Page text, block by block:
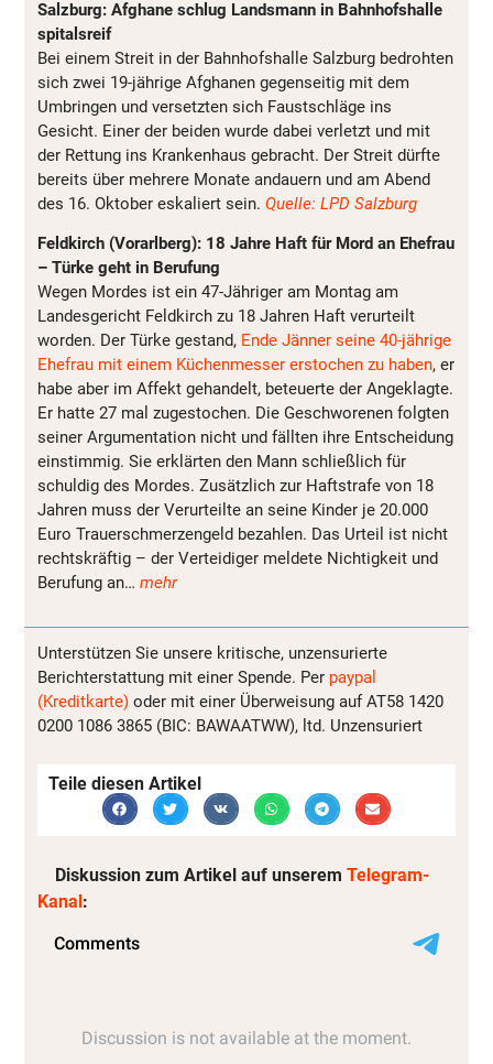
Salzburg: Afghane schlug Landsmann in Bahnhofshalle
spitalsreif
Bei einem Streit in der Bahnhofshalle Salzburg bedrohten
sich zwei 19-jährige Afghanen gegenseitig mit dem
Umbringen und versetzten sich Faustschläge ins
Gesicht. Einer der beiden wurde dabei verletzt und mit
der Rettung ins Krankenhaus gebracht. Der Streit dürfte
bereits über mehrere Monate andauern und am Abend
des 16. Oktober eskaliert sein. Quelle: LPD Salzburg
Feldkirch (Vorarlberg): 18 Jahre Haft für Mord an Ehefrau
– Türke geht in Berufung
Wegen Mordes ist ein 47-Jähriger am Montag am
Landesgericht Feldkirch zu 18 Jahren Haft verurteilt
worden. Der Türke gestand, Ende Jänner seine 40-jährige
Ehefrau mit einem Küchenmesser erstochen zu haben, er
habe aber im Affekt gehandelt, beteuerte der Angeklagte.
Er hatte 27 mal zugestochen. Die Geschworenen folgten
seiner Argumentation nicht und fällten ihre Entscheidung
einstimmig. Sie erklärten den Mann schließlich für
schuldig des Mordes. Zusätzlich zur Haftstrafe von 18
Jahren muss der Verurteilte an seine Kinder je 20.000
Euro Trauerschmerzengeld bezahlen. Das Urteil ist nicht
rechtskräftig – der Verteidiger meldete Nichtigkeit und
Berufung an… mehr
Unterstützen Sie unsere kritische, unzensurierte
Berichterstattung mit einer Spende. Per paypal
(Kreditkarte) oder mit einer Überweisung auf AT58 1420
0200 1086 3865 (BIC: BAWAATWW), ltd. Unzensuriert
Teile diesen Artikel
Diskussion zum Artikel auf unserem Telegram-
Kanal: